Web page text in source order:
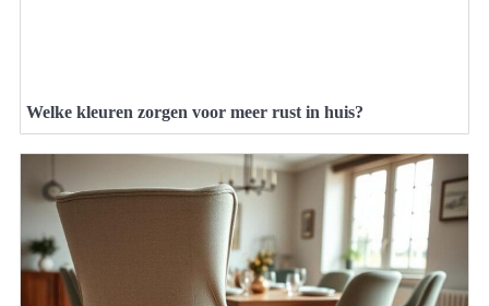
Welke kleuren zorgen voor meer rust in huis?